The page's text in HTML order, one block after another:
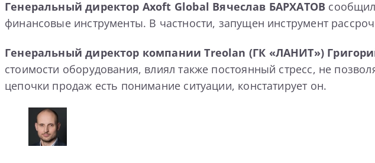
Генеральный директор Axoft Global Вячеслав БАРХАТОВ
финансовые инструменты. В частности, запущен инструмент
Генеральный директор компании Treolan (ГК «ЛАНИТ»)
стоимости оборудования, влиял также постоянный стресс, не
цепочки продаж есть понимание ситуации, констатирует он.